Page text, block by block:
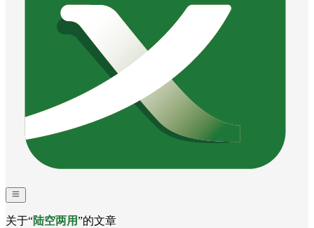
关于“陆空两用”的文章